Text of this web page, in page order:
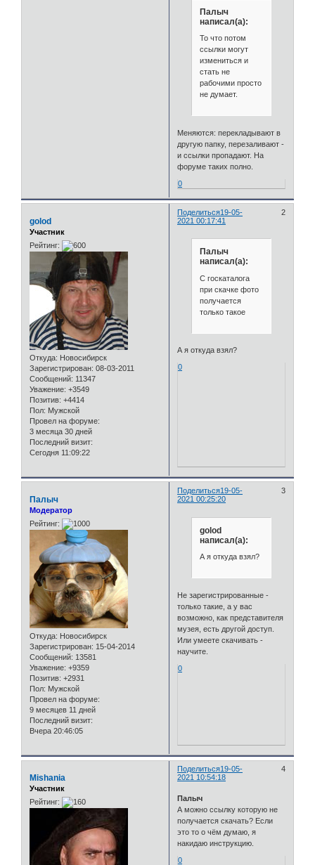
Палыч
написал(а):
То что потом
ссылки могут
измениться и
стать не
рабочими просто
не думает.
Меняются: перекладывают в
другую папку, перезаливают -
и ссылки пропадают. На
форуме таких полно.
0
Поделиться 2
19-05-
2021 00:17:41
golod
Участник
Рейтинг:
Откуда: Новосибирск
Зарегистрирован: 08-03-2011
Сообщений: 11347
Уважение: +3549
Позитив: +4414
Пол: Мужской
Провел на форуме:
3 месяца 30 дней
Последний визит:
Сегодня 11:09:22
Палыч
написал(а):
С госкаталога
при скачке фото
получается
только такое
А я откуда взял?
0
Поделиться 3
19-05-
2021 00:25:20
Палыч
Модератор
Рейтинг:
Откуда: Новосибирск
Зарегистрирован: 15-04-2014
Сообщений: 13581
Уважение: +9359
Позитив: +2931
Пол: Мужской
Провел на форуме:
9 месяцев 11 дней
Последний визит:
Вчера 20:46:05
golod
написал(а):
А я откуда взял?
Не зарегистрированные -
только такие, а у вас
возможно, как представителя
музея, есть другой доступ.
Или умеете скачивать -
научите.
0
Поделиться 4
19-05-
2021 10:54:18
Mishania
Участник
Рейтинг:
Палыч
А можно ссылку которую не
получается скачать? Если
это то о чём думаю, я
накидаю инструкцию.
0